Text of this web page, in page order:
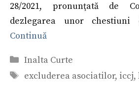
28/2021, pronunţată de
dezlegarea unor
Continuă
Categorii
Inalta Curte
Etichete
excluderea asociatilor, iccj,